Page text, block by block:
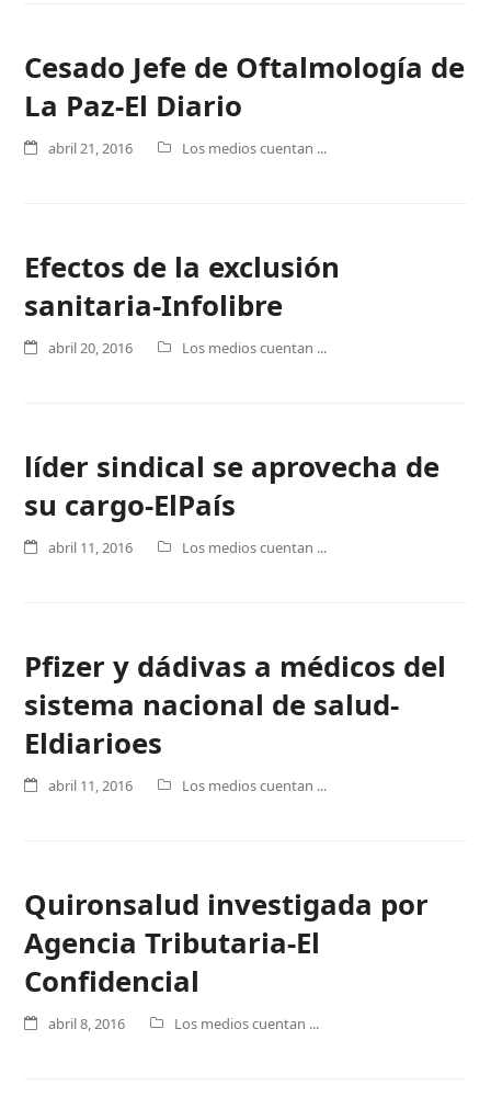
Cesado Jefe de Oftalmología de
La Paz-El Diario
abril 21, 2016 Los medios cuentan ...
Efectos de la exclusión
sanitaria-Infolibre
abril 20, 2016 Los medios cuentan ...
líder sindical se aprovecha de
su cargo-ElPaís
abril 11, 2016 Los medios cuentan ...
Pfizer y dádivas a médicos del
sistema nacional de salud-
Eldiarioes
abril 11, 2016 Los medios cuentan ...
Quironsalud investigada por
Agencia Tributaria-El
Confidencial
abril 8, 2016 Los medios cuentan ...